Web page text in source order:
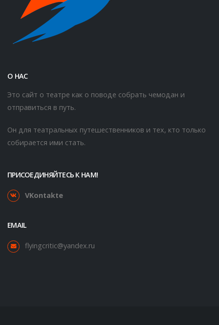
О НАС
Это сайт о театре как о поводе собрать чемодан и
отправиться в путь.
Он для театральных путешественников и тех, кто только
собирается ими стать.
ПРИСОЕДИНЯЙТЕСЬ К НАМ!
VKontakte
EMAIL
flyingcritic@yandex.ru